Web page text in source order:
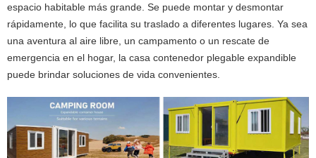
espacio habitable más grande. Se puede montar y desmontar
rápidamente, lo que facilita su traslado a diferentes lugares. Ya sea
una aventura al aire libre, un campamento o un rescate de
emergencia en el hogar, la casa contenedor plegable expandible
puede brindar soluciones de vida convenientes.